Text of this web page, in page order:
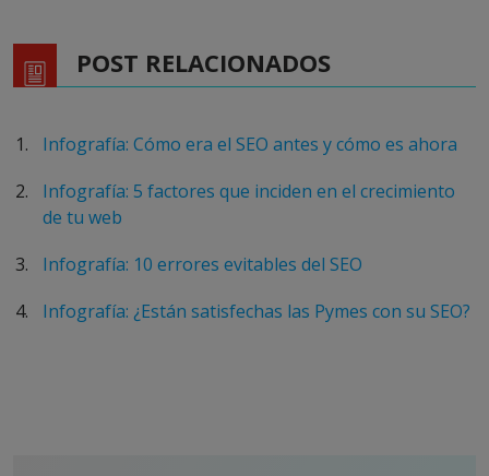
POST RELACIONADOS
Infografía: Cómo era el SEO antes y cómo es ahora
Infografía: 5 factores que inciden en el crecimiento
de tu web
Infografía: 10 errores evitables del SEO
Infografía: ¿Están satisfechas las Pymes con su SEO?